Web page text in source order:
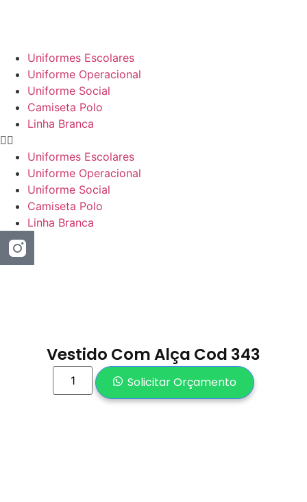
Uniformes Escolares
Uniforme Operacional
Uniforme Social
Camiseta Polo
Linha Branca
Uniformes Escolares
Uniforme Operacional
Uniforme Social
Camiseta Polo
Linha Branca
Vestido Com Alça Cod 343
Solicitar Orçamento